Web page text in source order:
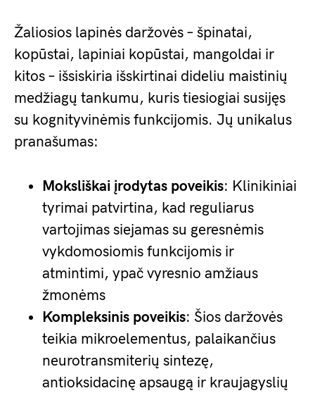
Žaliosios lapinės daržovės – špinatai,
kopūstai, lapiniai kopūstai, mangoldai ir
kitos – išsiskiria išskirtinai dideliu maistinių
medžiagų tankumu, kuris tiesiogiai susijęs
su kognityvinėmis funkcijomis. Jų unikalus
pranašumas:
Moksliškai įrodytas poveikis: Klinikiniai
tyrimai patvirtina, kad reguliarus
vartojimas siejamas su geresnėmis
vykdomosiomis funkcijomis ir
atmintimi, ypač vyresnio amžiaus
žmonėms
Kompleksinis poveikis: Šios daržovės
teikia mikroelementus, palaikančius
neurotransmiterių sintezę,
antioksidacinę apsaugą ir kraujagyslių